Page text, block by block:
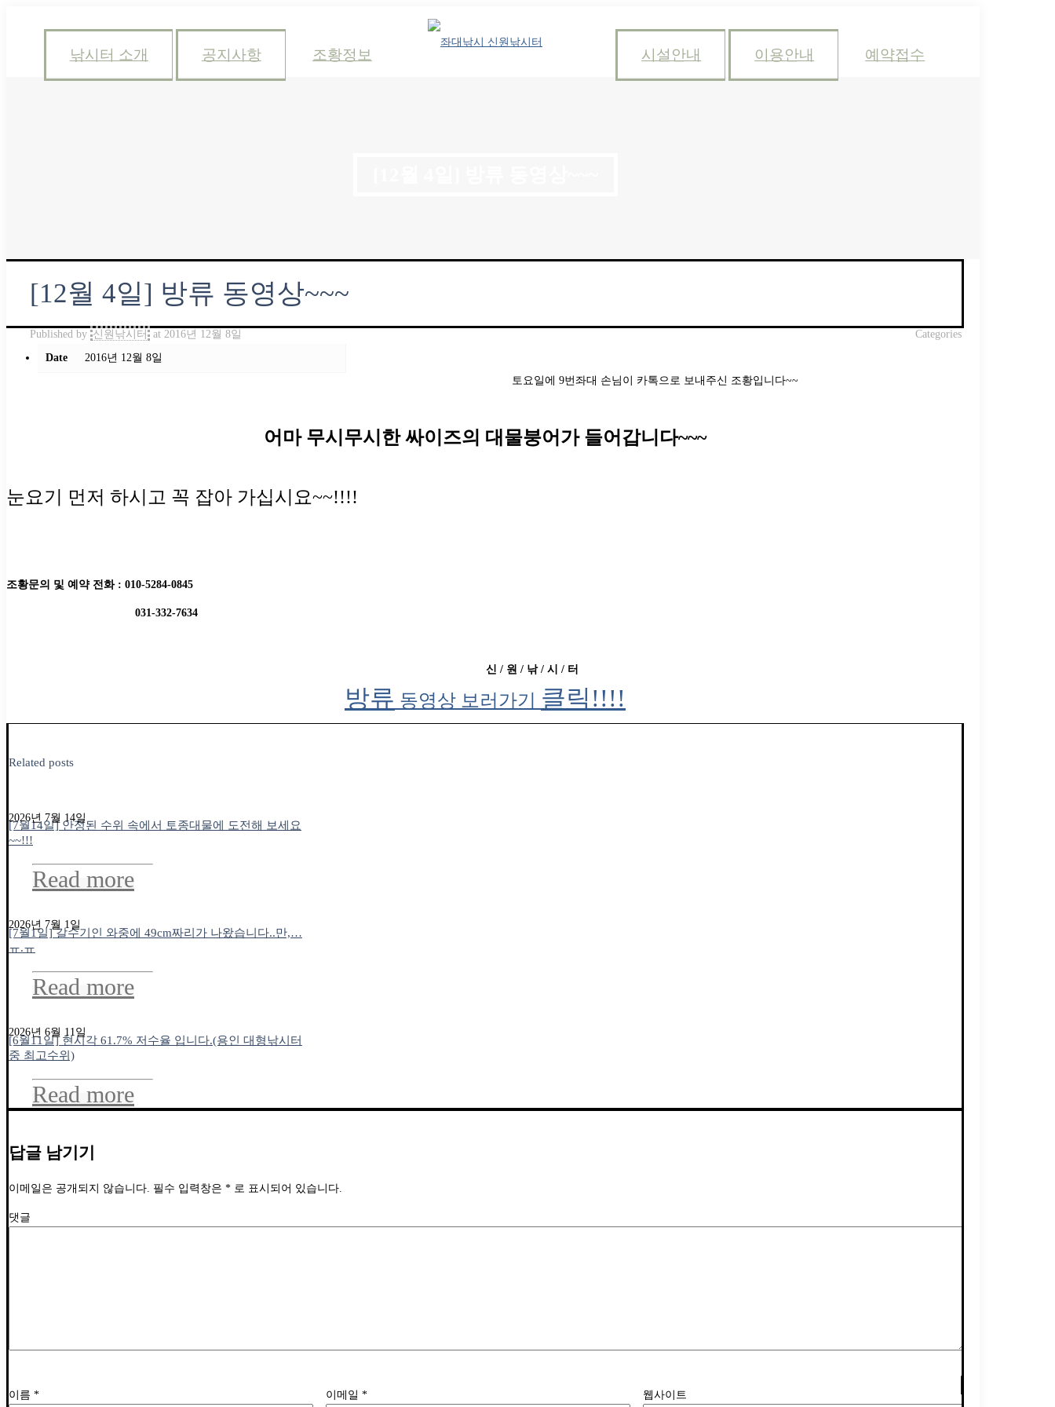
낚시터 소개 공지사항 조황정보 시설안내 이용안내 예약접수
[12월 4일] 방류 동영상~~~
Published by 신원낚시터 at 2016년 12월 8일
Categories
Date
2016년 12월 8일
토요일에 9번좌대 손님이 카톡으로 보내주신 조황입니다~~
어마 무시무시한 싸이즈의 대물붕어가 들어갑니다~~~
눈요기 먼저 하시고 꼭 잡아 가십시요~~!!!!
조황문의 및 예약 전화 : 010-5284-0845
031-332-7634
신 / 원 / 낚 / 시 / 터
방류 동영상 보러가기 클릭!!!!
Related posts
2026년 7월 14일
[7월14일] 안정된 수위 속에서 토종대물에 도전해 보세요
~~!!!
Read more
2026년 7월 1일
[7월1일] 갈수기인 와중에 49cm짜리가 나왔습니다..만,…
ㅠ.ㅠ
Read more
2026년 6월 11일
[6월11일] 현시각 61.7% 저수율 입니다.(용인 대형낚시터
중 최고수위)
Read more
답글 남기기
이메일은 공개되지 않습니다. 필수 입력창은 * 로 표시되어 있습니다.
댓글
이름 * 이메일* 웹사이트